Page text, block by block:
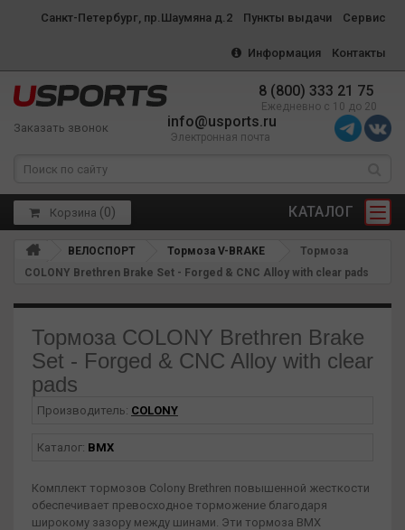
Санкт-Петербург, пр.Шаумяна д.2 Пункты выдачи Сервис
Информация Контакты
8 (800) 333 21 75
Ежедневно с 10 до 20
Заказать звонок info@usports.ru
Электронная почта
КАТАЛОГ
Корзина (0)
ВЕЛОСПОРТ Тормоза V-BRAKE
Тормоза
COLONY Brethren Brake Set - Forged & CNC Alloy with clear pads
Тормоза COLONY Brethren Brake
Set - Forged & CNC Alloy with clear
pads
Производитель: COLONY
Каталог: BMX
Комплект тормозов Colony Brethren повышенной жесткости
обеспечивает превосходное торможение благодаря
широкому зазору между шинами. Эти тормоза BMX